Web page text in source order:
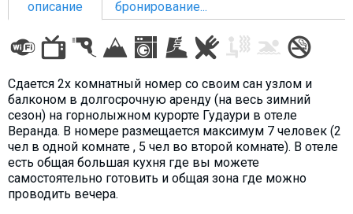
описание
бронирование...
Сдается 2х комнатный номер со своим сан узлом и
балконом в долгосрочную аренду (на весь зимний
сезон) на горнолыжном курорте Гудаури в отеле
Веранда. В номере размещается максимум 7 человек (2
чел в одной комнате , 5 чел во второй комнате). В отеле
есть общая большая кухня где вы можете
самостоятельно готовить и общая зона где можно
проводить вечера.
ПРОЖИВАНИЕ
Квартиры
Коттеджи
Отели
% Горячие предложения